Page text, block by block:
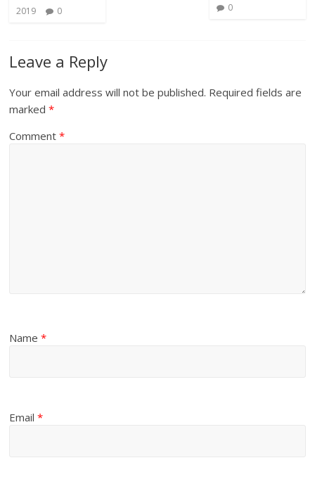
2019
0
0
Leave a Reply
Your email address will not be published. Required fields are
marked*
Comment*
Name*
Email*